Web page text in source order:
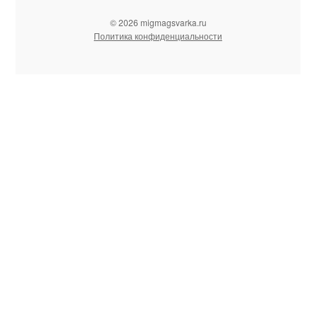
© 2026 migmagsvarka.ru
Политика конфиденциальности